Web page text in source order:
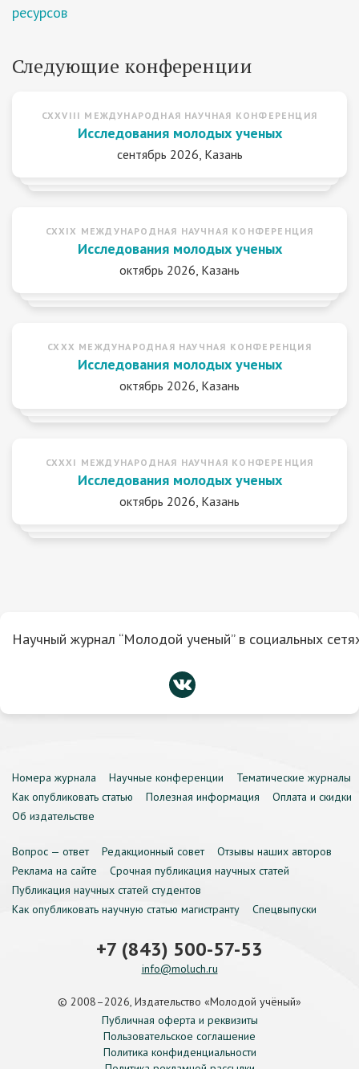
ресурсов
Следующие конференции
CXXVIII МЕЖДУНАРОДНАЯ НАУЧНАЯ КОНФЕРЕНЦИЯ
Исследования молодых ученых
сентябрь 2026, Казань
CXXIX МЕЖДУНАРОДНАЯ НАУЧНАЯ КОНФЕРЕНЦИЯ
Исследования молодых ученых
октябрь 2026, Казань
CXXX МЕЖДУНАРОДНАЯ НАУЧНАЯ КОНФЕРЕНЦИЯ
Исследования молодых ученых
октябрь 2026, Казань
CXXXI МЕЖДУНАРОДНАЯ НАУЧНАЯ КОНФЕРЕНЦИЯ
Исследования молодых ученых
октябрь 2026, Казань
Научный журнал “Молодой ученый” в социальных
Номера журнала Научные конференции
Тематические журналы
Как опубликовать статью
Полезная информация
Оплата и скидки
Об издательстве
Вопрос — ответ Редакционный совет
Отзывы наших авторов
Реклама на сайте
Срочная публикация научных статей
Публикация научных статей студентов
Как опубликовать научную статью магистранту
Спецвыпуски
+7 (843) 500-57-53
info@moluch.ru
© 2008–2026, Издательство «Молодой учёный»
Публичная оферта и реквизиты
Пользовательское соглашение
Политика конфиденциальности